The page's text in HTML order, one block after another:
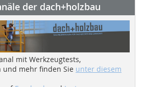
der dach+holzbau
mit Werkzeugtests,
mehr finden Sie unter diesem